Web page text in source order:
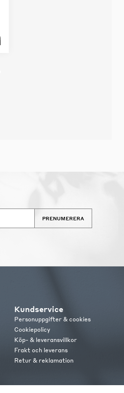
PRENUMERERA
Kundservice
Personuppgifter & cookies
Cookiepolicy
Köp- & leveransvillkor
Frakt och leverans
Retur & reklamation